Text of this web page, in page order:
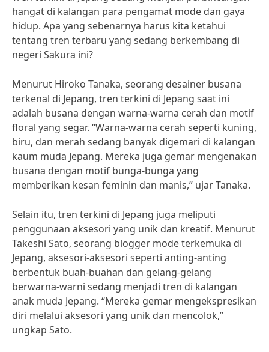
hangat di kalangan para pengamat mode dan gaya
hidup. Apa yang sebenarnya harus kita ketahui
tentang tren terbaru yang sedang berkembang di
negeri Sakura ini?
Menurut Hiroko Tanaka, seorang desainer busana
terkenal di Jepang, tren terkini di Jepang saat ini
adalah busana dengan warna-warna cerah dan motif
floral yang segar. “Warna-warna cerah seperti kuning,
biru, dan merah sedang banyak digemari di kalangan
kaum muda Jepang. Mereka juga gemar mengenakan
busana dengan motif bunga-bunga yang
memberikan kesan feminin dan manis,” ujar Tanaka.
Selain itu, tren terkini di Jepang juga meliputi
penggunaan aksesori yang unik dan kreatif. Menurut
Takeshi Sato, seorang blogger mode terkemuka di
Jepang, aksesori-aksesori seperti anting-anting
berbentuk buah-buahan dan gelang-gelang
berwarna-warni sedang menjadi tren di kalangan
anak muda Jepang. “Mereka gemar mengekspresikan
diri melalui aksesori yang unik dan mencolok,”
ungkap Sato.